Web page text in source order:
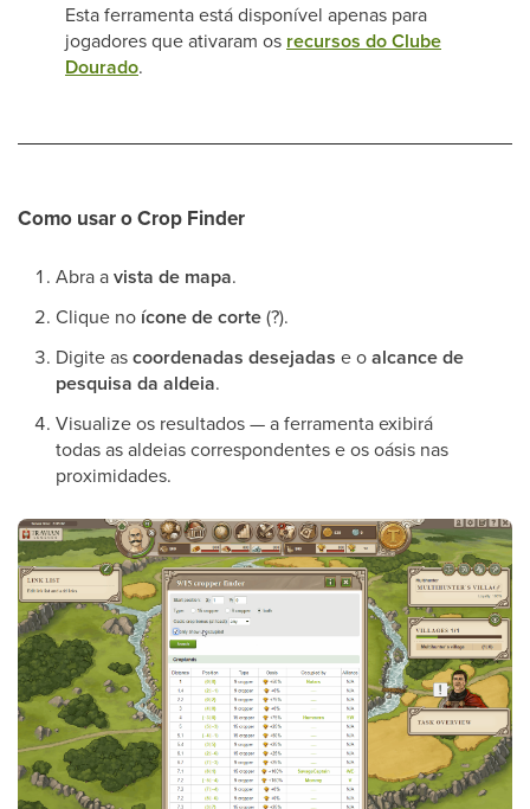
Esta ferramenta está disponível apenas para
jogadores que ativaram os recursos do Clube
Dourado.
Como usar o Crop Finder
Abra avista de mapa.
Clique no ícone de corte(?).
Digite ascoordenadas desejadas e oalcance de
pesquisa da aldeia.
Visualize os resultados — a ferramenta exibirá
todas as aldeias correspondentes e os oásis nas
proximidades.